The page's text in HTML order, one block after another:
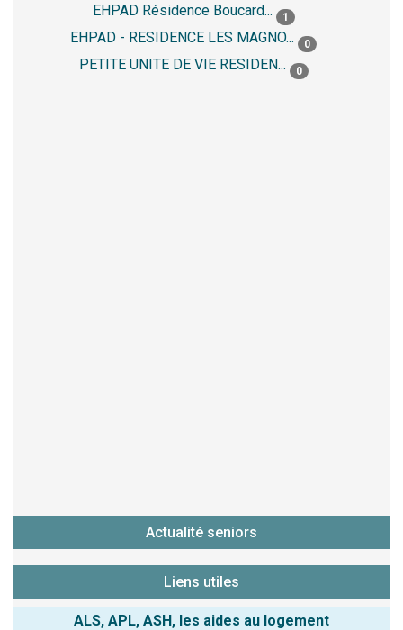
EHPAD Résidence Boucard... 1
EHPAD - RESIDENCE LES MAGNO... 0
PETITE UNITE DE VIE RESIDEN... 0
Actualité seniors
Liens utiles
ALS, APL, ASH, les aides au logement